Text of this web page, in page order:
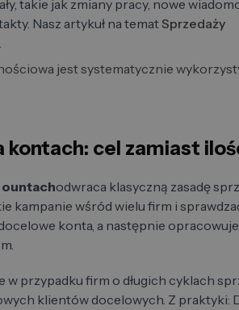
takie jak zmiany pracy, nowe
Nasz artykuł na tematSprzedaży
.
jest systematycznie
cel zamiast
ountachodwraca klasyczną zasadę
kampanie wśród wielu firm i
konta, a następnie
w przypadku firm o długich cyklach
klientów docelowych. Z praktyki: